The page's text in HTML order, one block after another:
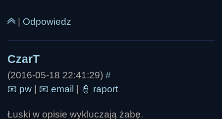
Odpowiedz
(2016-05-18 22:41:29) #
📧 pw | 📧 email | 👮 raport
Łuski w opisie wykluczają żabę.